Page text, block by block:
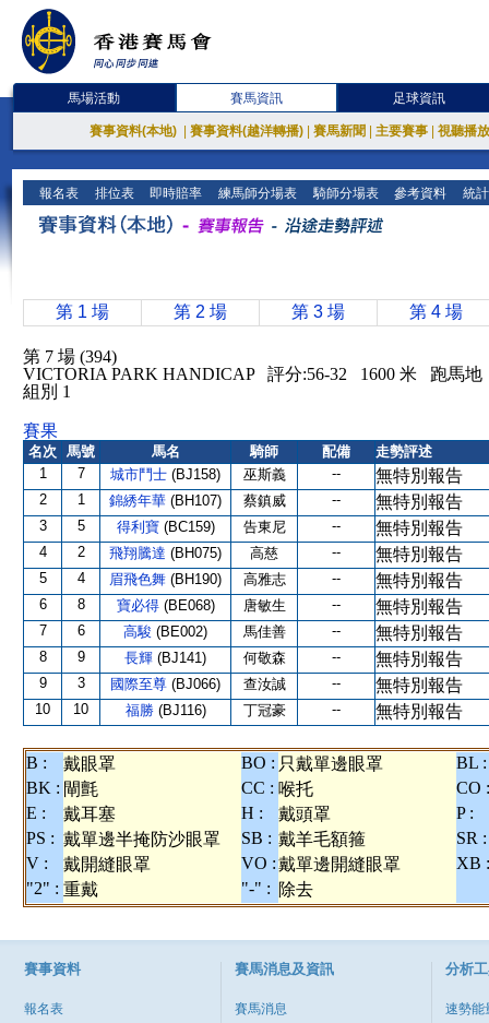
馬場活動 賽馬資訊 足球資訊
賽事資料(本地) 賽事資料(越洋轉播) 賽馬新聞 主要賽事 視聽播
報名表 排位表 即時賠率 練馬師分場表 騎師分場表 參考資料 統
第 1 場 第 2 場 第 3 場 第 4 場
第 7 場 (394)
VICTORIA PARK HANDICAP 評分:56-32 1600 米 跑馬
組別 1
賽果
名次 馬號 馬名 騎師 配備
走勢評述
1
7 城市鬥士 (BJ158) 巫斯義 -- 無特別報告
2 1 錦綉年華 (BH107) 蔡鎮威 -- 無特別報告
3 5 得利寶 (BC159) 告東尼 -- 無特別報告
4 2 飛翔騰達 (BH075) 高慈 -- 無特別報告
5 4 眉飛色舞 (BH190) 高雅志 -- 無特別報告
6 8 寶必得 (BE068) 唐敏生 -- 無特別報告
7 6 高駿 (BE002) 馬佳善 -- 無特別報告
8 9 長輝 (BJ141) 何敬森 -- 無特別報告
9 3 國際至尊 (BJ066) 查汝誠 -- 無特別報告
10 10 福勝 (BJ116) 丁冠豪 -- 無特別報告
B : 戴眼罩 BO : 只戴單邊眼罩
BL :
BK : 閘氈 CC : 喉托
CO :
E :
戴耳塞 H : 戴頭罩
P :
PS : 戴單邊半掩防沙眼罩 SB : 戴羊毛額箍
SR :
V :
戴開縫眼罩 VO :戴單邊開縫眼罩
XB :
"2" : 重戴 "-" : 除去
賽事資料
報名表
賽馬消息及資訊
賽馬消息
分析
速勢能